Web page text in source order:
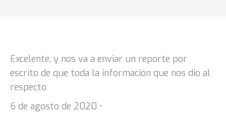
Excelente, y nos va a enviar un reporte por
escrito de que toda la información que nos dio al
respecto
6 de agosto de 2020 •